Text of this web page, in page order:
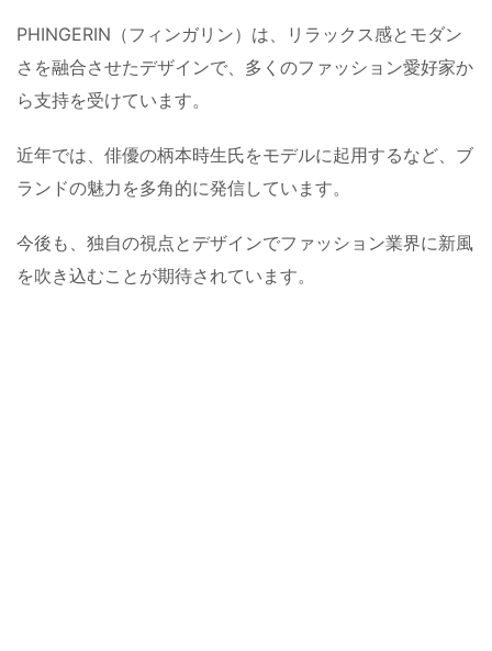
PHINGERIN（フィンガリン）は、リラックス感とモダン
さを融合させたデザインで、多くのファッション愛好家か
ら支持を受けています。
近年では、俳優の柄本時生氏をモデルに起用するなど、ブ
ランドの魅力を多角的に発信しています。
今後も、独自の視点とデザインでファッション業界に新風
を吹き込むことが期待されています。